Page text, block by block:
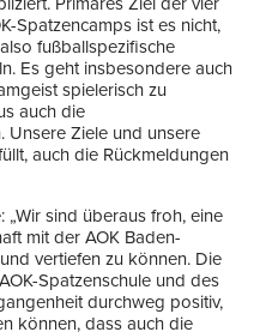
Spatzencamps ist es nicht,
fußballspezifische
Es geht insbesondere auch
spielerisch zu
auch die
Unsere Ziele und unsere
auch die Rückmeldungen
„Wir sind überaus froh, eine
mit der AOK Baden-
vertiefen zu können. Die
Spatzenschule und des
durchweg positiv,
können, dass auch die